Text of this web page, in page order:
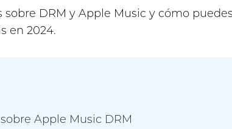
DRM y Apple Music y cómo
en 2024.
Apple Music DRM